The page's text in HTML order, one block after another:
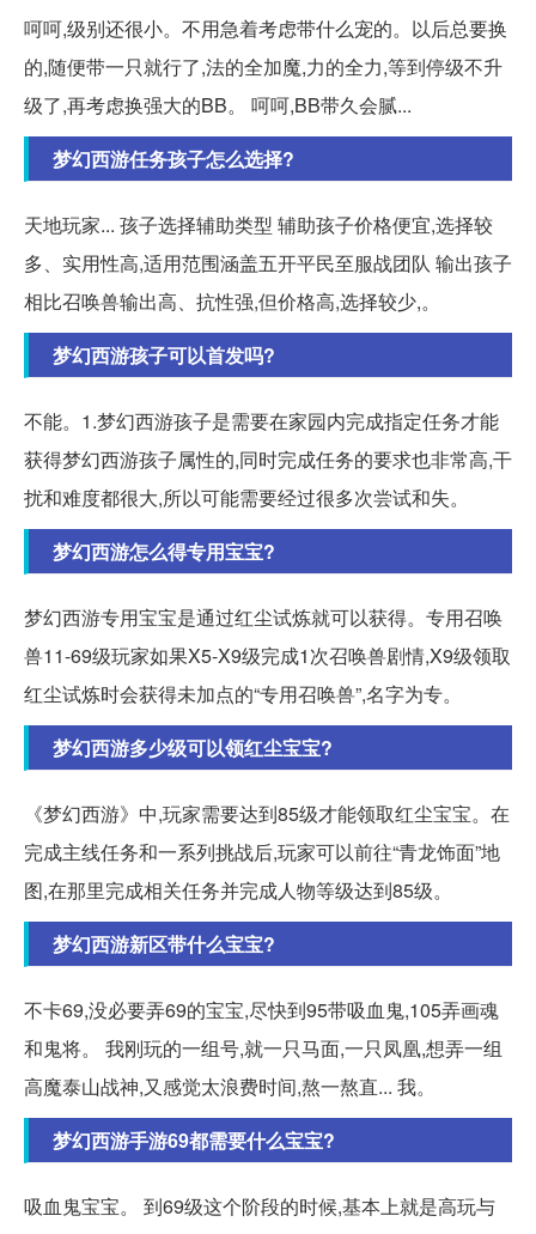
呵呵,级别还很小。不用急着考虑带什么宠的。以后总要换
的,随便带一只就行了,法的全加魔,力的全力,等到停级不升
级了,再考虑换强大的BB。 呵呵,BB带久会腻...
梦幻西游任务孩子怎么选择?
天地玩家... 孩子选择辅助类型 辅助孩子价格便宜,选择较
多、实用性高,适用范围涵盖五开平民至服战团队 输出孩子
相比召唤兽输出高、抗性强,但价格高,选择较少,。
梦幻西游孩子可以首发吗?
不能。1.梦幻西游孩子是需要在家园内完成指定任务才能
获得梦幻西游孩子属性的,同时完成任务的要求也非常高,干
扰和难度都很大,所以可能需要经过很多次尝试和失。
梦幻西游怎么得专用宝宝?
梦幻西游专用宝宝是通过红尘试炼就可以获得。专用召唤
兽11-69级玩家如果X5-X9级完成1次召唤兽剧情,X9级领取
红尘试炼时会获得未加点的“专用召唤兽”,名字为专。
梦幻西游多少级可以领红尘宝宝?
《梦幻西游》中,玩家需要达到85级才能领取红尘宝宝。在
完成主线任务和一系列挑战后,玩家可以前往“青龙饰面”地
图,在那里完成相关任务并完成人物等级达到85级。
梦幻西游新区带什么宝宝?
不卡69,没必要弄69的宝宝,尽快到95带吸血鬼,105弄画魂
和鬼将。 我刚玩的一组号,就一只马面,一只凤凰,想弄一组
高魔泰山战神,又感觉太浪费时间,熬一熬直... 我。
梦幻西游手游69都需要什么宝宝?
吸血鬼宝宝。 到69级这个阶段的时候,基本上就是高玩与